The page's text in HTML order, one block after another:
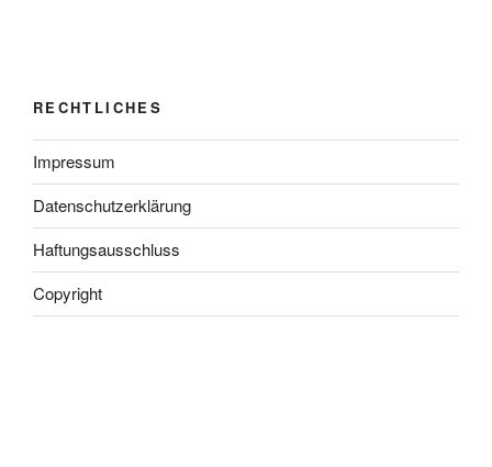
RECHTLICHES
Impressum
Datenschutzerklärung
Haftungsausschluss
Copyright